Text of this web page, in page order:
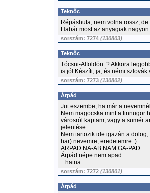
Teknőc
Répáshuta, nem volna rossz,
Habár most az anyagiak
sorszám: 7274 (130803)
Teknőc
Tócsni-Alföldön..? Akkora
is jól Készíti, ja, és némi szlovák
sorszám: 7273 (130802)
Árpád
Jut eszembe, ha már a
Nem magocska mint a finnugor
városról kaptam, vagy a sumér
jelentése.
Nem tartozik ide igazán a
har) nevemre, eredetemre.:)
ARPAD NA-AB NAM GA-PAD
Árpád népe nem apad.
...hatna.
sorszám: 7272 (130801)
Árpád